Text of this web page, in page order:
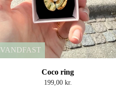
VANDFAST
Coco ring
199,00 kr.